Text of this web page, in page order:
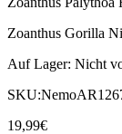
Zoanthus Gorilla
Auf Lager: Nicht
SKU:
19,99€